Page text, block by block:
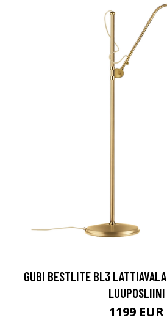
GUBI BESTLITE BL3
LUUPOSLIINI
1199 EUR